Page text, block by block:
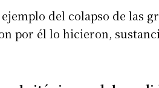
del colapso de las
por él lo hicieron,